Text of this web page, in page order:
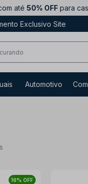
até 50% OFF para
Exclusivo Site
Automotivo
16% OFF